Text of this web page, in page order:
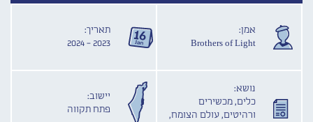
אמן:
Brothers of Light
תאריך:
2023 - 2024
נושא:
כלים, מכשירים
ורהיטים, עולם הצומח,
יישוב:
פתח תקווה